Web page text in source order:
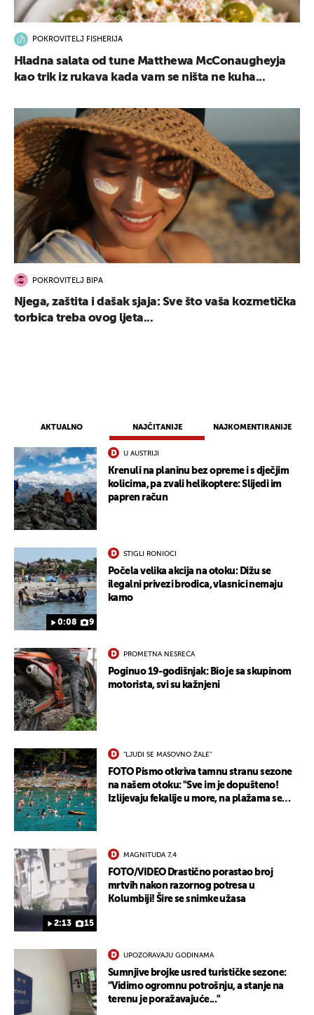
AKTUALNO NAJČITANIJE NAJKOMENTIRANIJE
U AUSTRIJI
Krenuli na planinu bez opreme i s dječjim
kolicima, pa zvali helikoptere: Slijedi im
papren račun
0:08 9
STIGLI RONIOCI
Počela velika akcija na otoku: Dižu se
ilegalni privezi brodica, vlasnici nemaju
kamo
PROMETNA NESREĆA
Poginuo 19-godišnjak: Bio je sa skupinom
motorista, svi su kažnjeni
"LJUDI SE MASOVNO ŽALE"
FOTO Pismo otkriva tamnu stranu sezone
na našem otoku: "Sve im je dopušteno!
Izlijevaju fekalije u more, na plažama se
2:13 15
MAGNITUDA 7,4
FOTO/VIDEO Drastično porastao broj
mrtvih nakon razornog potresa u
Kolumbiji! Šire se snimke užasa
UPOZORAVAJU GODINAMA
Sumnjive brojke usred turističke sezone:
"Vidimo ogromnu potrošnju, a stanje na
terenu je poražavajuće..."
POKROVITELJ FISHERIJA
Hladna salata od tune Matthewa McConaugheyja
kao trik iz rukava kada vam se ništa ne kuha...
POKROVITELJ BIPA
Njega, zaštita i dašak sjaja: Sve što vaša kozmetička
torbica treba ovog ljeta...